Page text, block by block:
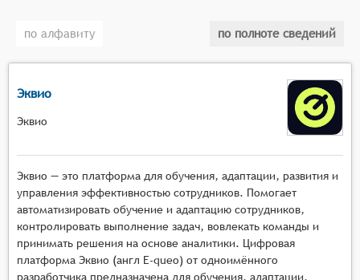
определяет конкретные функциональные критерии
категории программ и сервисов дистанционного
обучения, системы должны иметь следующие
Интерактивность и вовлечение: Платформа
должна обеспечивать активное взаимодействие
между пользователями, включая обратную
связь, обсуждение материалов и совместную
работу над проектами.
Разнообразие форматов контента: Система
должна поддерживать различные форматы
образовательного контента, такие как тексты,
видео, аудио, интерактивные упражнения и
по алфавиту по полноте сведений
Эквио
Эквио
Эквио — это платформа для обучения, адаптации, развития и
управления эффективностью сотрудников. Помогает
автоматизировать обучение и адаптацию сотрудников,
контролировать выполнение задач, вовлекать команды и
принимать решения на основе аналитики. Цифровая
платформа Эквио (англ E-queo) от одноимённого
разработчика предназначена для обучения, адаптации,